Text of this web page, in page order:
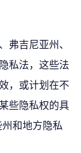
弗吉尼亚州、
私法，这些法
，或计划在不
些隐私权的具
和地方隐私